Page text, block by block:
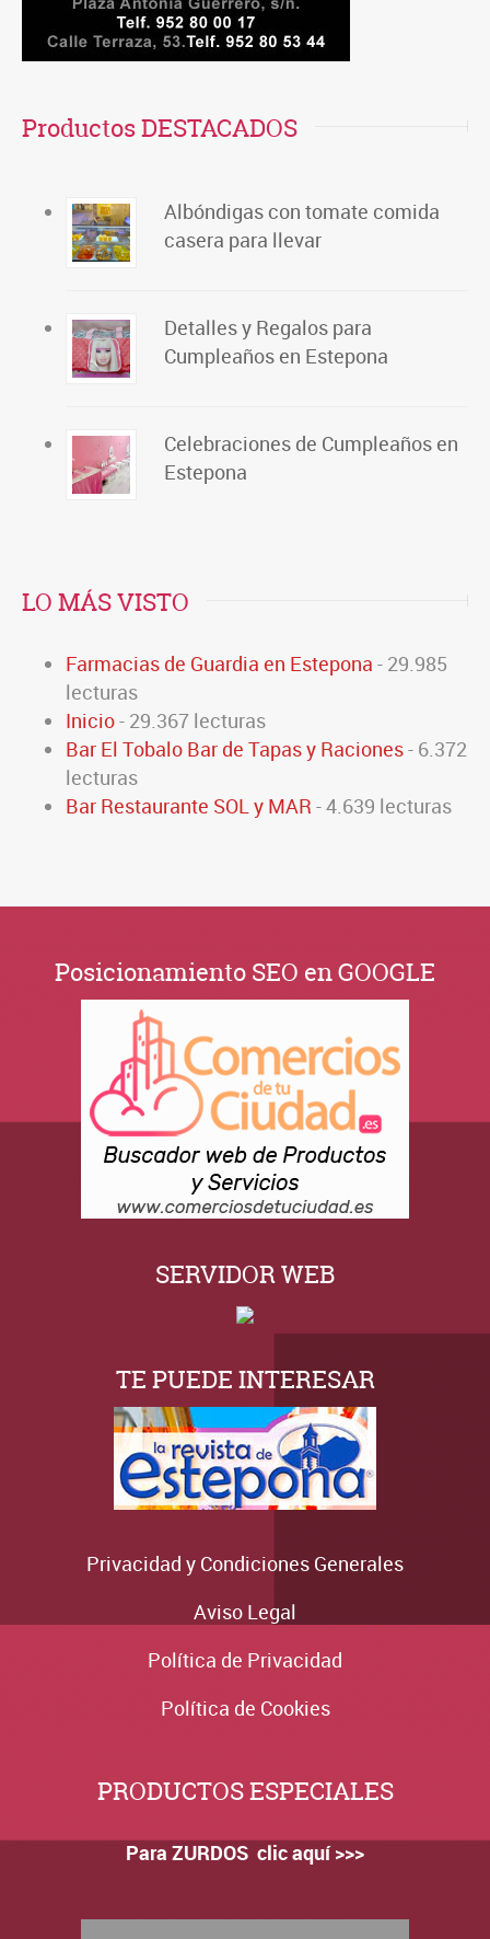
Productos DESTACADOS
Albóndigas con tomate comida
casera para llevar
Detalles y Regalos para
Cumpleaños en Estepona
Celebraciones de Cumpleaños en
Estepona
LO MÁS VISTO
Farmacias de Guardia en Estepona - 29.985
lecturas
Inicio- 29.367 lecturas
Bar El Tobalo Bar de Tapas y Raciones- 6.372
lecturas
Bar Restaurante SOL y MAR - 4.639 lecturas
Posicionamiento SEO en GOOGLE
SERVIDOR WEB
TE PUEDE INTERESAR
Privacidad y Condiciones Generales
Aviso Legal
Política de Privacidad
Política de Cookies
PRODUCTOS ESPECIALES
Para ZURDOS clic aquí >>>